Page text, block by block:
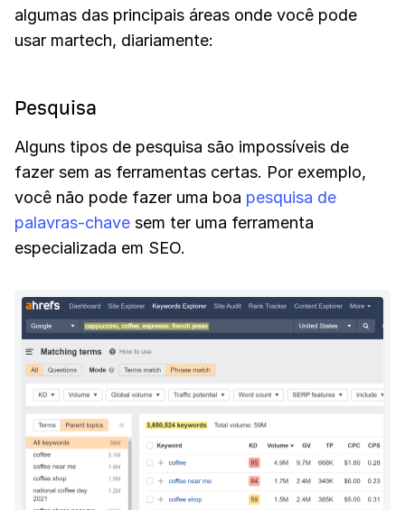
algumas das principais áreas onde você pode
usar martech, diariamente:
Pesquisa
Alguns tipos de pesquisa são impossíveis de
fazer sem as ferramentas certas. Por exemplo,
você não pode fazer uma boa pesquisa de
palavras-chave sem ter uma ferramenta
especializada em SEO.